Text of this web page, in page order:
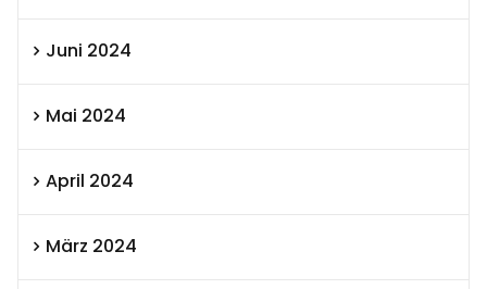
Juni 2024
Mai 2024
April 2024
März 2024